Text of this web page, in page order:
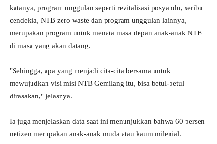
katanya, program unggulan seperti revitalisasi posyandu, seribu
cendekia, NTB zero waste dan program unggulan lainnya,
merupakan program untuk menata masa depan anak-anak NTB
di masa yang akan datang.
"Sehingga, apa yang menjadi cita-cita bersama untuk
mewujudkan visi misi NTB Gemilang itu, bisa betul-betul
dirasakan," jelasnya.
Ia juga menjelaskan data saat ini menunjukkan bahwa 60 persen
netizen merupakan anak-anak muda atau kaum milenial.